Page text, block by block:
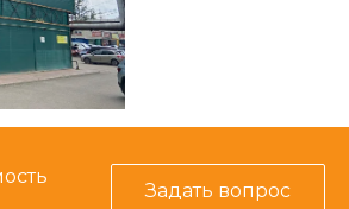
Задать вопрос